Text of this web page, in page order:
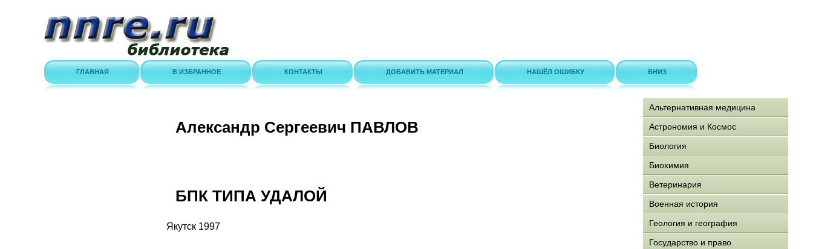
ГЛАВНАЯ В ИЗБРАННОЕ КОНТАКТЫ ДОБАВИТЬ МАТЕРИАЛ НАШЁЛ ОШИБКУ ВНИЗ
Александр Сергеевич ПАВЛОВ
БПК ТИПА УДАЛОЙ
Якутск 1997
Альтернативная медицина
Астрономия и Космос
Биология
Биохимия
Ветеринария
Военная история
Геология и география
Государство и право